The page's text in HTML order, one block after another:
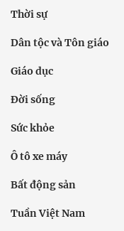
Thời sự
Dân tộc và Tôn giáo
Giáo dục
Đời sống
Sức khỏe
Ô tô xe máy
Bất động sản
Tuần Việt Nam